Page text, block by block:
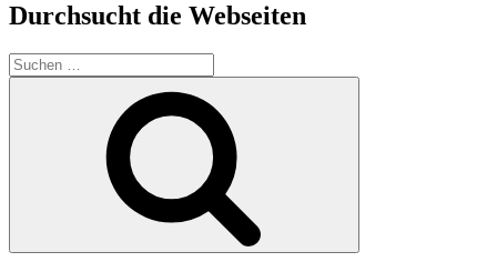
Durchsucht die Webseiten
Suchen
nach: